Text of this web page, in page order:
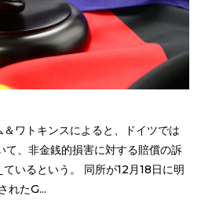
ワトキンスによると、ドイツでは
、非金銭的損害に対する賠償の訴
いるという。 同所が12月18日に明
れたG...